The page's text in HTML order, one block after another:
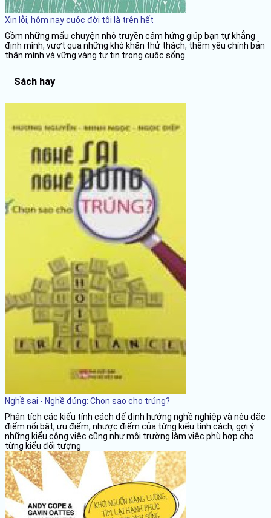
Xin lỗi, hôm nay cuộc đời tôi là trên hết
Gồm những mẩu chuyện nhỏ truyền cảm hứng giúp bạn tự khẳng
định mình, vượt qua những khó khăn thử thách, thêm yêu chính bản
thân mình và vững vàng tự tin trong cuộc sống
Sách hay
Nghề sai - Nghề đúng: Chọn sao cho trúng?
Phân tích các kiểu tính cách để định hướng nghề nghiệp và nêu đặc
điểm nổi bật, ưu điểm, nhược điểm của từng kiểu tính cách, gợi ý
những kiểu công việc cũng như môi trường làm việc phù hợp cho
từng kiểu đối tượng